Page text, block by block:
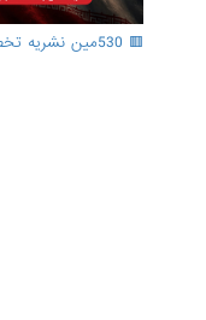
🟥 530مین نشریه تخصصی "مطالعات شرق" منتشر شد.